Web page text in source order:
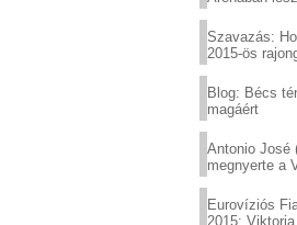
Szavazás:
2015-ös
Blog: Bécs
magáért
Antonio José
megnyerte a
Eurovíziós
2015: